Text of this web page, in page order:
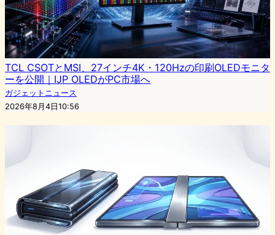
TCL CSOTとMSI、27インチ4K・120Hzの印刷OLEDモニタ
ーを公開｜IJP OLEDがPC市場へ
ガジェットニュース
2026年8月4日10:56